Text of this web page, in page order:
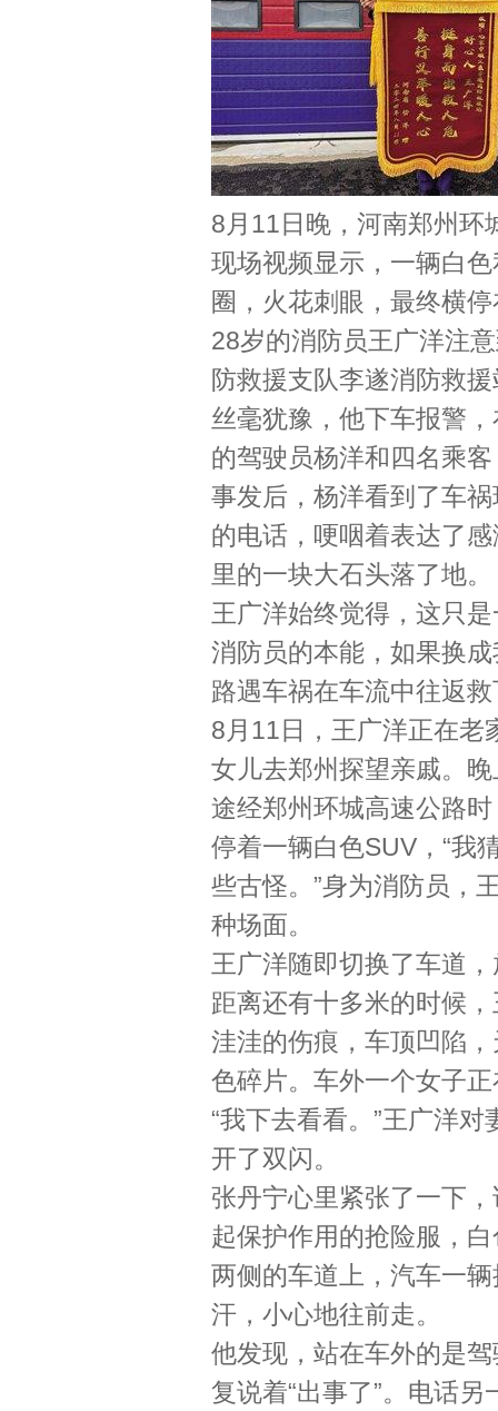
8月11日晚，河南郑州环
现场视频显示，一辆白
圈，火花刺眼，最终横
28岁的消防员王广洋注
防救援支队李遂消防救
丝毫犹豫，他下车报警
的驾驶员杨洋和四名乘
事发后，杨洋看到了车
的电话，哽咽着表达了
里的一块大石头落了地。
王广洋始终觉得，这只
消防员的本能，如果换
路遇车祸在车流中往返
8月11日，王广洋正在老
女儿去郑州探望亲戚。
途经郑州环城高速公路
停着一辆白色SUV，“我
些古怪。”身为消防员，
种场面。
王广洋随即切换了车道
距离还有十多米的时候
洼洼的伤痕，车顶凹陷
色碎片。车外一个女子
“我下去看看。”王广洋
开了双闪。
张丹宁心里紧张了一下
起保护作用的抢险服，
两侧的车道上，汽车一
汗，小心地往前走。
他发现，站在车外的是
复说着“出事了”。电话